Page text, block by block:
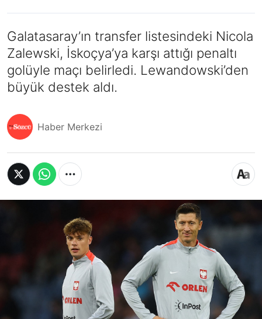
Galatasaray’ın transfer listesindeki Nicola
Zalewski, İskoçya’ya karşı attığı penaltı
golüyle maçı belirledi. Lewandowski’den
büyük destek aldı.
Haber Merkezi